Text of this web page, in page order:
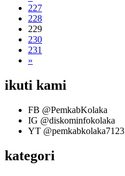
227
228
229
230
231
»
ikuti kami
FB @PemkabKolaka
IG @diskominfokolaka
YT @pemkabkolaka7123
kategori